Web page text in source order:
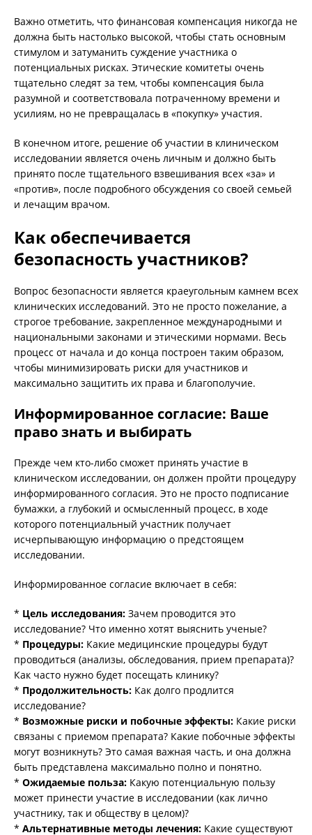
Важно отметить, что финансовая компенсация никогда не
должна быть настолько высокой, чтобы стать основным
стимулом и затуманить суждение участника о
потенциальных рисках. Этические комитеты очень
тщательно следят за тем, чтобы компенсация была
разумной и соответствовала потраченному времени и
усилиям, но не превращалась в «покупку» участия.
В конечном итоге, решение об участии в клиническом
исследовании является очень личным и должно быть
принято после тщательного взвешивания всех «за» и
«против», после подробного обсуждения со своей семьей
и лечащим врачом.
Как обеспечивается
безопасность участников?
Вопрос безопасности является краеугольным камнем всех
клинических исследований. Это не просто пожелание, а
строгое требование, закрепленное международными и
национальными законами и этическими нормами. Весь
процесс от начала и до конца построен таким образом,
чтобы минимизировать риски для участников и
максимально защитить их права и благополучие.
Информированное согласие: Ваше
право знать и выбирать
Прежде чем кто-либо сможет принять участие в
клиническом исследовании, он должен пройти процедуру
информированного согласия. Это не просто подписание
бумажки, а глубокий и осмысленный процесс, в ходе
которого потенциальный участник получает
исчерпывающую информацию о предстоящем
исследовании.
Информированное согласие включает в себя:
* Цель исследования: Зачем проводится это
исследование? Что именно хотят выяснить ученые?
* Процедуры: Какие медицинские процедуры будут
проводиться (анализы, обследования, прием препарата)?
Как часто нужно будет посещать клинику?
* Продолжительность: Как долго продлится
исследование?
* Возможные риски и побочные эффекты: Какие риски
связаны с приемом препарата? Какие побочные эффекты
могут возникнуть? Это самая важная часть, и она должна
быть представлена максимально полно и понятно.
* Ожидаемые польза: Какую потенциальную пользу
может принести участие в исследовании (как лично
участнику, так и обществу в целом)?
* Альтернативные методы лечения: Какие существуют